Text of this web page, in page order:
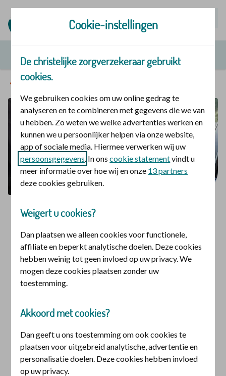
Service en contact
Krijg ik reiskosten vergoed?
Reist u naar en van uw zorgverlener
voor een behandeling? Misschien
vergoeding van uw reiskosten
Toestemming aanvragen
Cookie-instellingen
De christelijke zorgverzekeraar gebruikt
cookies.
We gebruiken cookies om uw online gedrag te
analyseren en te combineren met gegevens die we van
u hebben. Zo weten we welke advertenties werken en
kunnen we u persoonlijker helpen via onze website,
app of sociale media. Hiermee verwerken wij uw
persoonsgegevens. In onscookie statementvindt u
meer informatie over hoe wij en onze 13 partners
deze cookies gebruiken.
Weigert u cookies?
Dan plaatsen we alleen cookies voor functionele,
affiliate en beperkt analytische doelen. Deze cookies
hebben weinig tot geen invloed op uw privacy. We
mogen deze cookies plaatsen zonder uw
toestemming.
Akkoord met cookies?
Dan geeft u ons toestemming om ook cookies te
plaatsen voor uitgebreid analytische, advertentie en
personalisatie doelen. Deze cookies hebben invloed
op uw privacy.